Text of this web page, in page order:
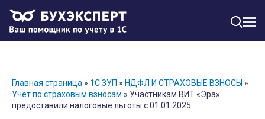
Главная страница » 1С ЗУП » НДФЛ И СТРАХОВЫЕ ВЗНОСЫ »
Учет по страховым взносам » Участникам ВИТ «Эра»
предоставили налоговые льготы с 01.01.2025